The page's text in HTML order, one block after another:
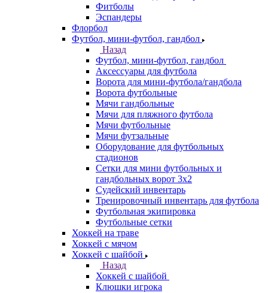
Фитболы
Эспандеры
Флорбол
Футбол, мини-футбол, гандбол
Назад
Футбол, мини-футбол, гандбол
Аксессуары для футбола
Ворота для мини-футбола/гандбола
Ворота футбольные
Мячи гандбольные
Мячи для пляжного футбола
Мячи футбольные
Мячи футзальные
Оборудование для футбольных
стадионов
Сетки для мини футбольных и
гандбольных ворот 3х2
Судейский инвентарь
Тренировочный инвентарь для футбола
Футбольная экипировка
Футбольные сетки
Хоккей на траве
Хоккей с мячом
Хоккей с шайбой
Назад
Хоккей с шайбой
Клюшки игрока